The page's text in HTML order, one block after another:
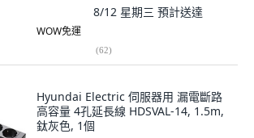
8/12 星期三 預計送達
WOW免運
(62)
Hyundai Electric 伺服器用 漏電斷路
高容量 4孔延長線 HDSVAL-14, 1.5m,
鈦灰色, 1個